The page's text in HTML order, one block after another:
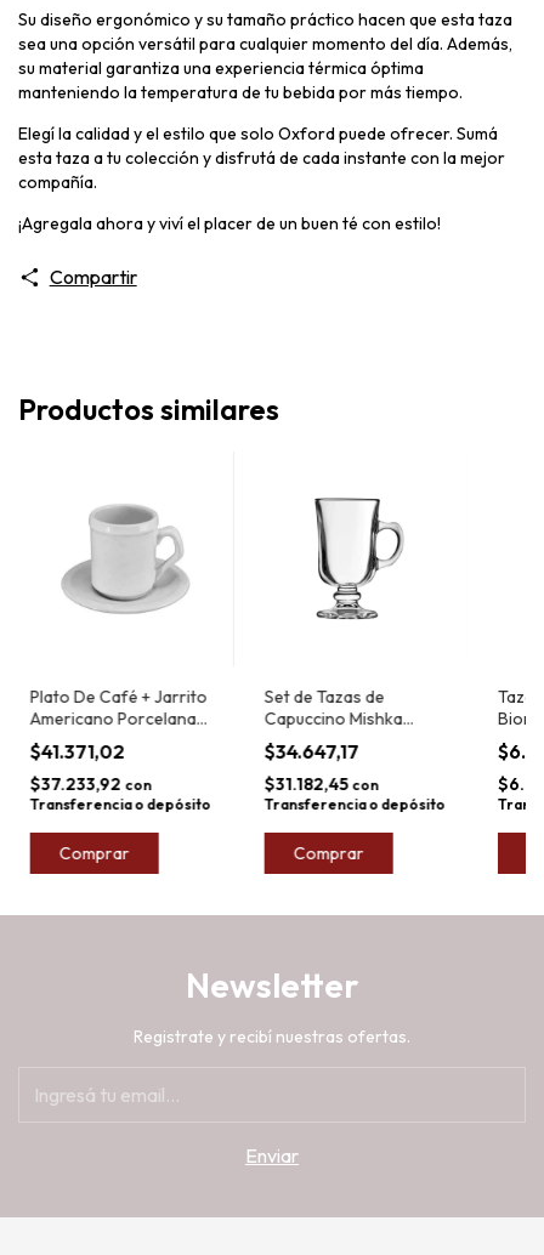
Su diseño ergonómico y su tamaño práctico hacen que esta taza
sea una opción versátil para cualquier momento del día. Además,
su material garantiza una experiencia térmica óptima
manteniendo la temperatura de tu bebida por más tiempo.
Elegí la calidad y el estilo que solo Oxford puede ofrecer. Sumá
esta taza a tu colección y disfrutá de cada instante con la mejor
compañía.
¡Agregala ahora y viví el placer de un buen té con estilo!
Compartir
Productos similares
Plato De Café + Jarrito
Americano Porcelana
Tsuji X6 L. 450
$41.371,02
$37.233,92 con
Transferencia o depósito
Set de Tazas de
Capuccino Mishka
Objetos 250ml x6
$34.647,17
$31.182,45 con
Transferencia o depósito
Comprar
Taza
Newsletter
Registrate y recibí nuestras ofertas.